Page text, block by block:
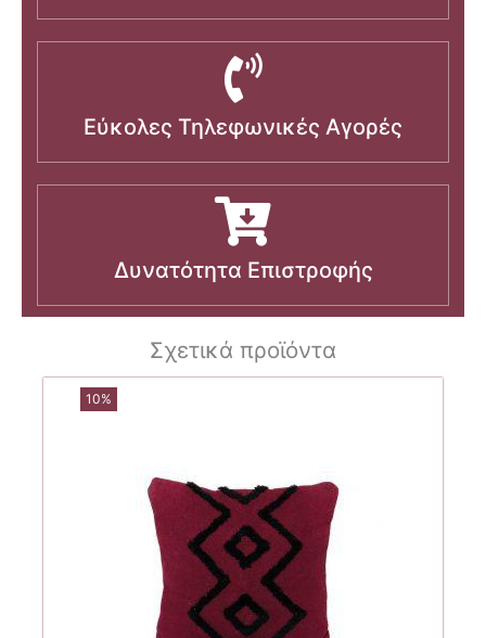
Εύκολες Τηλεφωνικές Αγορές
Δυνατότητα Επιστροφής
Σχετικά προϊόντα
10%